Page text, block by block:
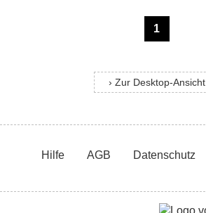
1
› Zur Desktop-Ansicht
Hilfe AGB Datenschutz